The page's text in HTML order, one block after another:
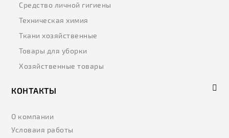
Средство личной гигиены
Техническая химия
Ткани хозяйственные
Товары для уборки
Хозяйственные товары
КОНТАКТЫ
О компании
Условаия работы